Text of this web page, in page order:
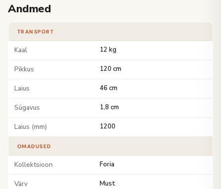
Andmed
TRANSPORT
Kaal 12 kg
Pikkus 120 cm
Laius 46 cm
Sügavus 1,8 cm
Laius (mm) 1200
OMADUSED
Kollektsioon Foria
Värv Must